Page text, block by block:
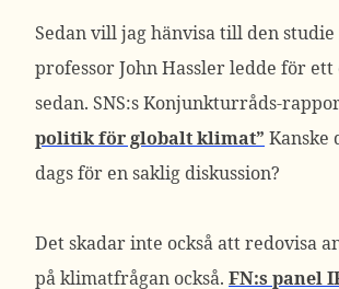
Sedan vill jag hänvisa till den studie
professor John Hassler ledde för
sedan. SNS:s Konjunkturråds-
politik för globalt klimat” Kanske
dags för en saklig diskussion?
Det skadar inte också att redovisa
på klimatfrågan också. FN:s panel